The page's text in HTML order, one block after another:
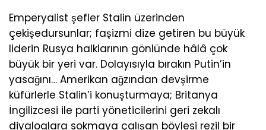
Emperyalist şefler Stalin üzerinden
çekişedursunlar; faşizmi dize getiren bu büyük
liderin Rusya halklarının gönlünde hâlâ çok
büyük bir yeri var. Dolayısıyla bırakın Putin’in
yasağını… Amerikan ağzından devşirme
küfürlerle Stalin’i konuşturmaya; Britanya
İngilizcesi ile parti yöneticilerini geri zekalı
diyaloglara sokmaya çalışan böylesi rezil bir